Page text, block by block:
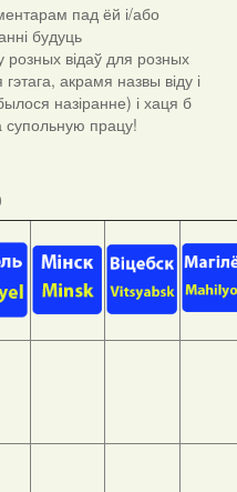
пад ёй і/або
будуць
відаў для розных
акрамя назвы віду і
назіранне) і хаця б
супольную працу!